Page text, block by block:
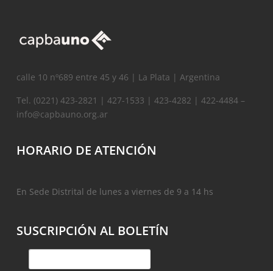
calle 10 nº689 entre 45 y 46 | La Plata | Argentina
Tel. (0221) 423-2821 | 427-1533 | 423-4282 | 422-4484 –
info@capbauno.org.ar
HORARIO DE ATENCIÓN
En Sede Distrital de lunes a viernes de 9 a 14 hs
SUSCRIPCIÓN AL BOLETÍN